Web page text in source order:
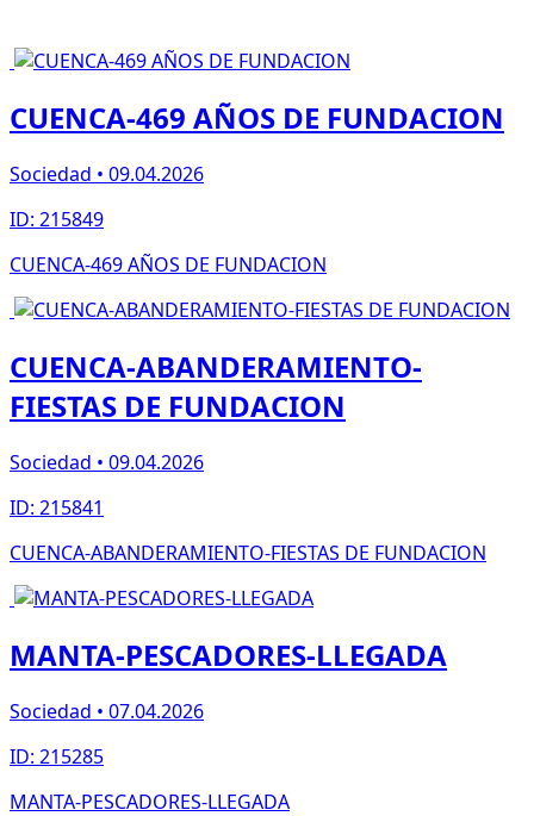
CUENCA-469 AÑOS DE FUNDACION
Sociedad • 09.04.2026
ID: 215849
CUENCA-469 AÑOS DE FUNDACION
CUENCA-ABANDERAMIENTO-
FIESTAS DE FUNDACION
Sociedad • 09.04.2026
ID: 215841
CUENCA-ABANDERAMIENTO-FIESTAS DE FUNDACION
MANTA-PESCADORES-LLEGADA
Sociedad • 07.04.2026
ID: 215285
MANTA-PESCADORES-LLEGADA